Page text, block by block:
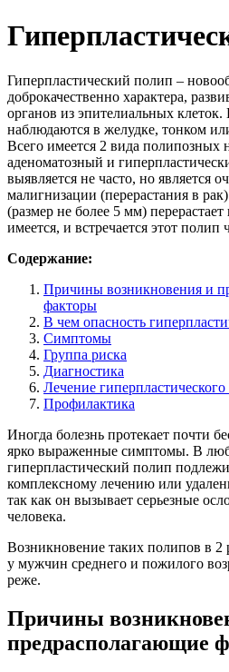
Гиперпластический полип –
доброкачественно характера,
органов из эпителиальных
наблюдаются в желудке, тонком
Всего имеется 2 вида полипозных
аденоматозный и
выявляется не часто, но является
малигнизации (перерастания в
(размер не более 5 мм)
имеется, и встречается этот полип
Содержание:
Причины возникновения и
факторы
В чем опасность
Симптомы
Группа риска
Диагностика
Лечение
Профилактика
Иногда болезнь протекает почти
ярко выраженные симптомы. В
гиперпластический полип
комплексному лечению или
так как он вызывает серьезные
человека.
Возникновение таких полипов в 2
у мужчин среднего и пожилого
реже.
Причины
предрасполагающие